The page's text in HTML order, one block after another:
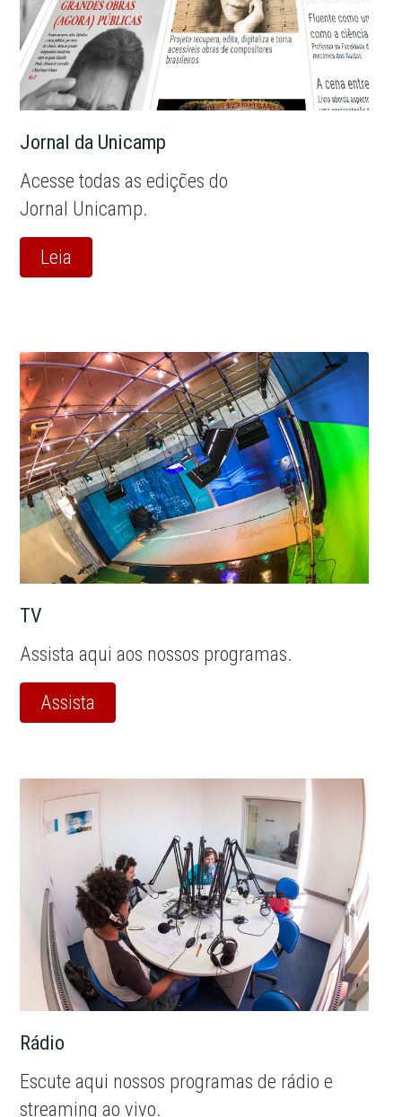
Jornal da Unicamp
Acesse todas as edições do
Jornal Unicamp.
Leia
TV
Assista aqui aos nossos programas.
Assista
Rádio
Escute aqui nossos programas de rádio e
streaming ao vivo.